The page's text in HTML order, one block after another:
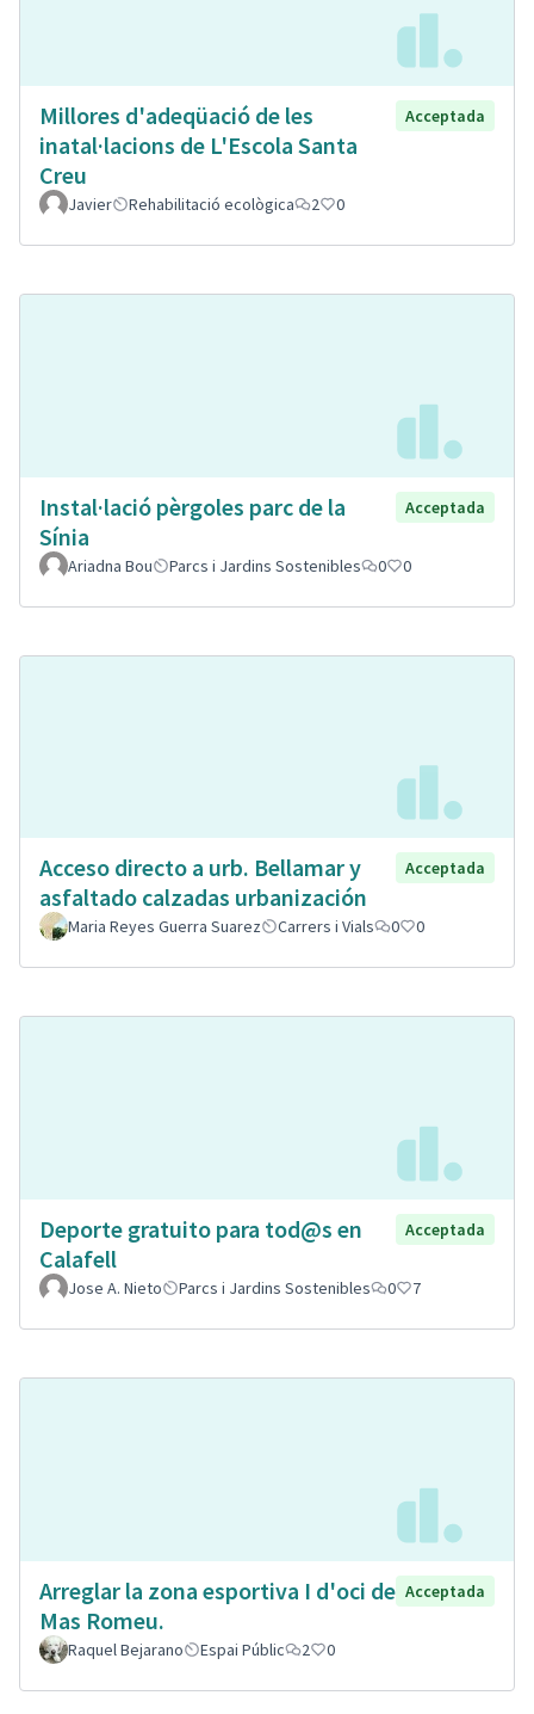
Millores d'adeqüació de les
inatal·lacions de L'Escola Santa
Creu
Acceptada
Javier Rehabilitació ecològica 2 0
Instal·lació pèrgoles parc de la
Sínia
Acceptada
Ariadna Bou Parcs i Jardins Sostenibles 0 0
Acceso directo a urb. Bellamar y
asfaltado calzadas urbanización
Acceptada
Maria Reyes Guerra Suarez Carrers i Vials 0 0
Deporte gratuito para tod@s en
Calafell
Acceptada
Jose A. Nieto Parcs i Jardins Sostenibles 0 7
Arreglar la zona esportiva I d'oci de
Mas Romeu.
Acceptada
Raquel Bejarano Espai Públic 2 0